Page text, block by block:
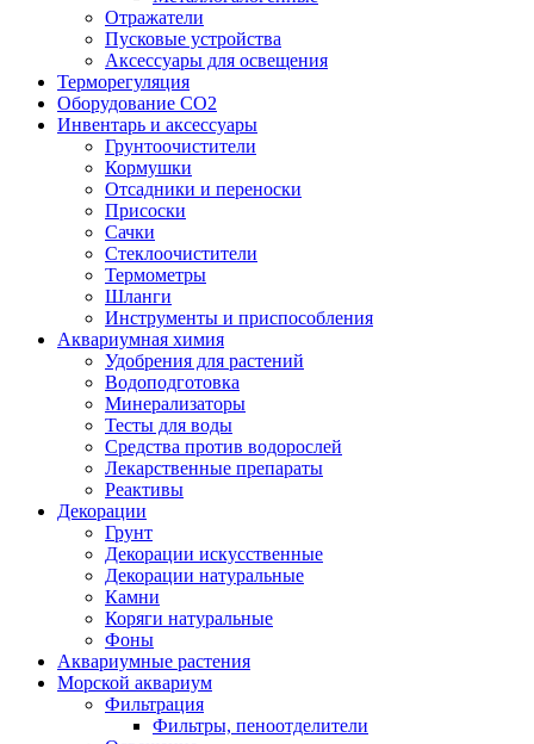
Отражатели
Пусковые устройства
Аксессуары для освещения
Терморегуляция
Оборудование CO2
Инвентарь и аксессуары
Грунтоочистители
Кормушки
Отсадники и переноски
Присоски
Сачки
Стеклоочистители
Термометры
Шланги
Инструменты и приспособления
Аквариумная химия
Удобрения для растений
Водоподготовка
Минерализаторы
Тесты для воды
Средства против водорослей
Лекарственные препараты
Реактивы
Декорации
Грунт
Декорации искусственные
Декорации натуральные
Камни
Коряги натуральные
Фоны
Аквариумные растения
Морской аквариум
Фильтрация
Фильтры, пеноотделители